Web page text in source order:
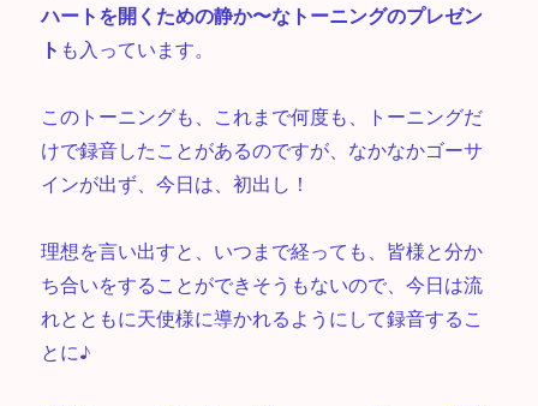
ハートを開くための静か〜なトーニングのプレゼン
ト も入っています。
このトーニングも、これまで何度も、トーニングだ
けで録音したことがあるのですが、なかなかゴーサ
インが出ず、今日は、初出し！
理想を言い出すと、いつまで経っても、皆様と分か
ち合いをすることができそうもないので、今日は流
れとともに天使様に導かれるようにして録音するこ
とに♪